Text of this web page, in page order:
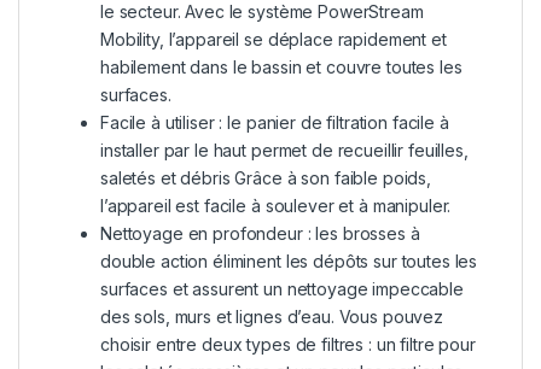
le secteur. Avec le système PowerStream
Mobility, l’appareil se déplace rapidement et
habilement dans le bassin et couvre toutes les
surfaces.
Facile à utiliser : le panier de filtration facile à
installer par le haut permet de recueillir feuilles,
saletés et débris Grâce à son faible poids,
l’appareil est facile à soulever et à manipuler.
Nettoyage en profondeur : les brosses à
double action éliminent les dépôts sur toutes les
surfaces et assurent un nettoyage impeccable
des sols, murs et lignes d’eau. Vous pouvez
choisir entre deux types de filtres : un filtre pour